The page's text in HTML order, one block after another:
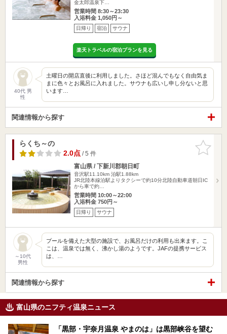
金太郎温泉下…
営業時間 8:30～23:30
入浴料金 1,050円～
日帰り 宿泊 サウナ
楽天トラベルの宿泊プランを見る
40代 男
性
土曜日の開店直後に利用しました。さほど混んでもなく自由気ま
まに色々とお風呂に入れました。サウナも広いし申し分ないと思
います…
関連情報から探す
お気に入
りに追加
らくち～の
2.0点/ 5 件
富山県 / 下新川郡朝日町
音沢駅11.10km 泊駅1.88km
JR北陸本線泊駅よりタクシーで約10分北陸自動車道朝日IC
から車で約…
営業時間 10:00～22:00
入浴料金 750円～
日帰り サウナ
～10代
男性
プールを備えた大型の施設で、お風呂だけの利用も出来ます。こ
こは、温泉では無く、沸かし湯のようです。JAFの提携サービス
は、…
関連情報から探す
富山県のニフティ温泉ニュース
「黒部・宇奈月温泉 やまのは」は黒部峡谷を望む